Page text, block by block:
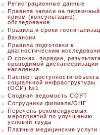
Регистрационные данные
Правила записи на первичный
прием (консультацию),
обследование
Правила и сроки
Вакансии
Правила подготовки к
диагностическим
О сроках, порядке,
проводимой диспансеризации
населения
Паспорт доступности объекта
социальной инфраструктуры
(ОСИ) №1
Сводная ведомость СОУТ
Сотрудники филиала/ОНГ
Перечень рекомендуемых
мероприятий по улучшению
условий труда
Платные медицинские услуги